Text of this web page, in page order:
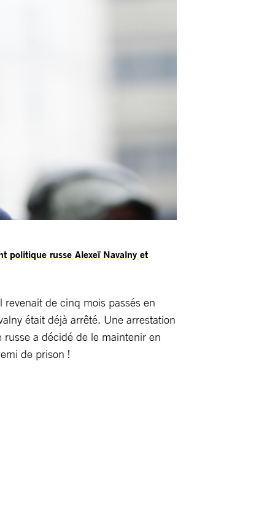
politique russe Alexeï Navalny et
revenait de cinq mois passés en
était déjà arrêté. Une arrestation
a décidé de le maintenir en
de prison !